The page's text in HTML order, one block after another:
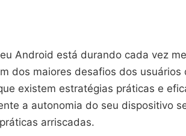
Android está durando cada vez
dos maiores desafios dos
existem estratégias práticas e
a autonomia do seu dispositivo
arriscadas.